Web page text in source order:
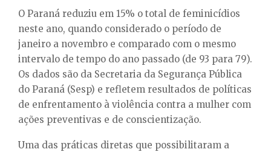
O Paraná reduziu em 15% o total de feminicídios
neste ano, quando considerado o período de
janeiro a novembro e comparado com o mesmo
intervalo de tempo do ano passado (de 93 para 79).
Os dados são da Secretaria da Segurança Pública
do Paraná (Sesp) e refletem resultados de políticas
de enfrentamento à violência contra a mulher com
ações preventivas e de conscientização.
Uma das práticas diretas que possibilitaram a